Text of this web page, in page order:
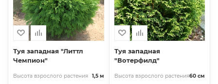
Туя западная "Литтл
Чемпион"
Высота взрослого растения 1,5 м
Туя западная
"Вотерфилд"
Высота взрослого растения60 см